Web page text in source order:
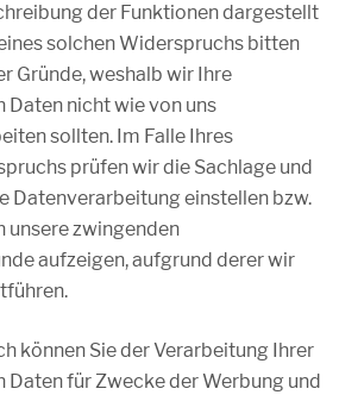
der Funktionen dargestellt
solchen Widerspruchs bitten
Gründe, weshalb wir Ihre
Daten nicht wie von uns
sollten. Im Falle Ihres
prüfen wir die Sachlage und
Datenverarbeitung einstellen bzw.
unsere zwingenden
aufzeigen, aufgrund derer wir
können Sie der Verarbeitung Ihrer
Daten für Zwecke der Werbung und